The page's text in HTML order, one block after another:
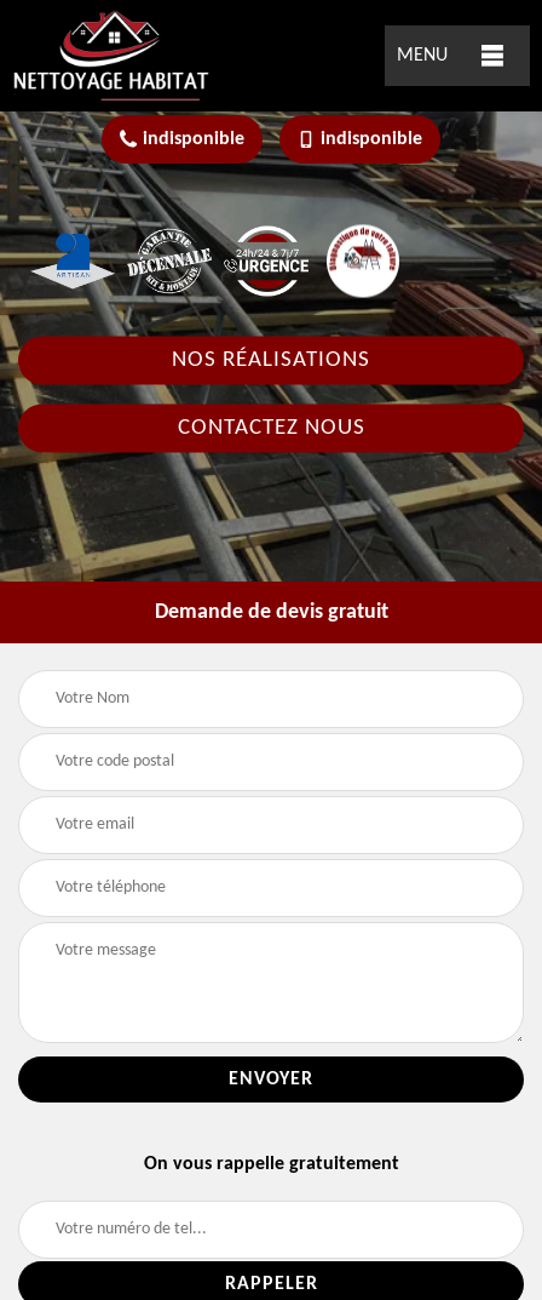
MENU
indisponible indisponible
NOS RÉALISATIONS
CONTACTEZ NOUS
Demande de devis gratuit
On vous rappelle gratuitement